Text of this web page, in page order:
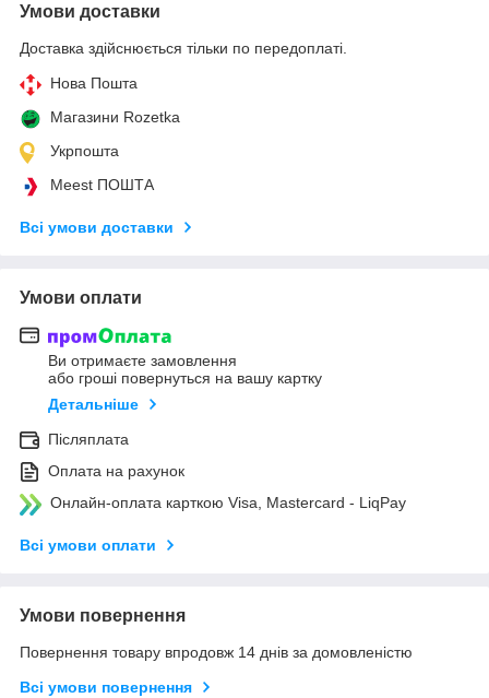
Умови доставки
Доставка здійснюється тільки по передоплаті.
Нова Пошта
Магазини Rozetka
Укрпошта
Meest ПОШТА
Всі умови доставки
Умови оплати
Ви отримаєте замовлення
або гроші повернуться на вашу картку
Детальніше
Післяплата
Оплата на рахунок
Онлайн-оплата карткою Visa, Mastercard - LiqPay
Всі умови оплати
Умови повернення
Повернення товару впродовж 14 днів за домовленістю
Всі умови повернення